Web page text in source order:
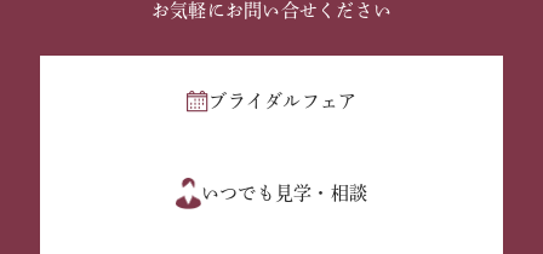
お気軽にお問い合せください
ブライダルフェア
いつでも見学・相談